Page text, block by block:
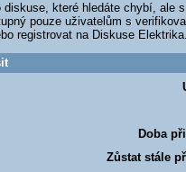
diskuse, které hledáte chybí, ale
pouze uživatelům s
registrovat na Diskuse
Doba
Zůstat stále